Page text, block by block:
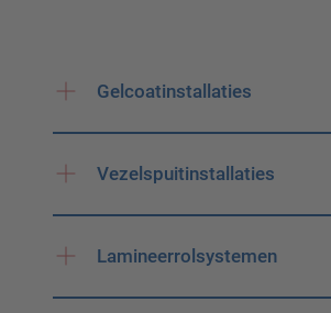
Gelcoatinstallaties
Vezelspuitinstallaties
Lamineerrolsystemen